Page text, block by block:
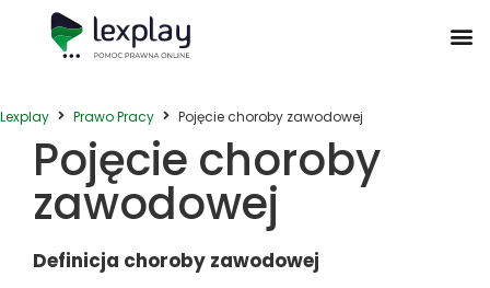
Lexplay Prawo Pracy Pojęcie choroby zawodowej
Pojęcie choroby
zawodowej
Definicja choroby zawodowej